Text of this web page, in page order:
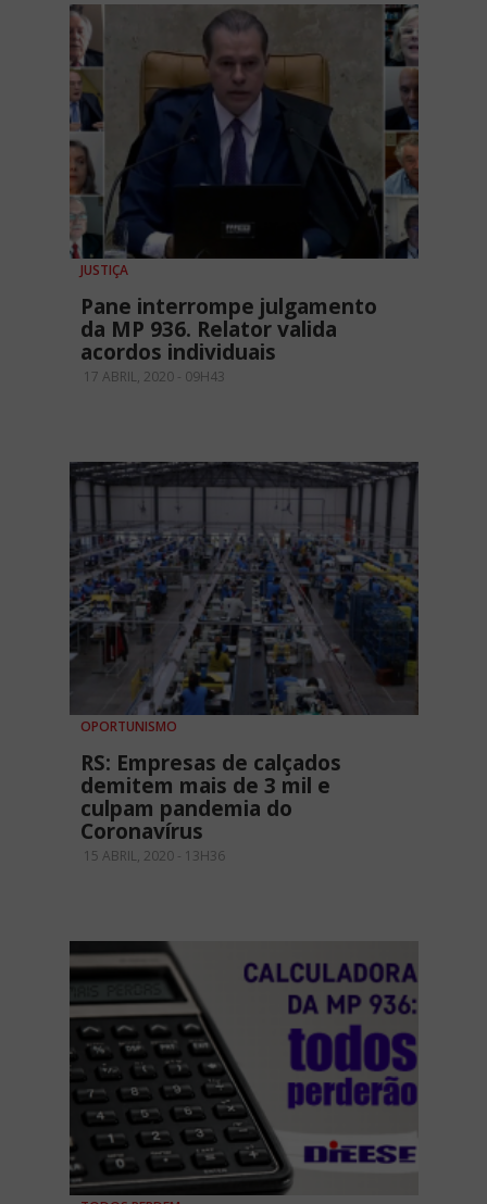
JUSTIÇA
Pane interrompe julgamento
da MP 936. Relator valida
acordos individuais
17 ABRIL, 2020 - 09H43
OPORTUNISMO
RS: Empresas de calçados
demitem mais de 3 mil e
culpam pandemia do
Coronavírus
15 ABRIL, 2020 - 13H36